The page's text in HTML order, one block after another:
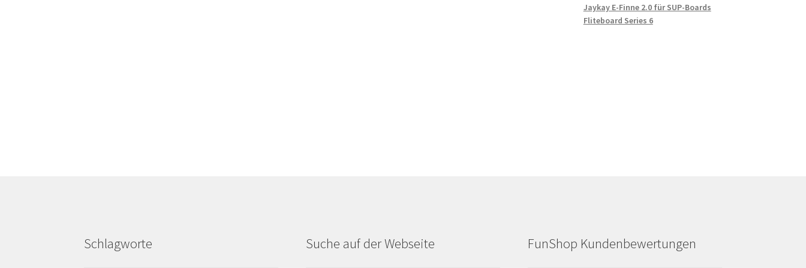
Jaykay E-Finne 2.0 für SUP-Boards
Fliteboard Series 6
Schlagworte Suche auf der Webseite FunShop Kundenbewertungen